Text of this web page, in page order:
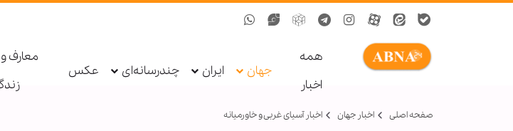
همه
اخبار
جهان ایران چندرسانه‌ای عکس
معارف
صفحه اصلی اخبار جهان اخبار آسیای غربی و خاورمیانه